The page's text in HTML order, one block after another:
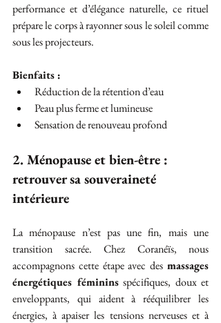
performance et d’élégance naturelle, ce rituel
prépare le corps à rayonner sous le soleil comme
sous les projecteurs.
Bienfaits :
Réduction de la rétention d’eau
Peau plus ferme et lumineuse
Sensation de renouveau profond
2. Ménopause et bien-être :
retrouver sa souveraineté
intérieure
La ménopause n’est pas une fin, mais une
transition sacrée. Chez Coranéïs, nous
accompagnons cette étape avec des massages
énergétiques féminins spécifiques, doux et
enveloppants, qui aident à rééquilibrer les
énergies, à apaiser les tensions nerveuses et à